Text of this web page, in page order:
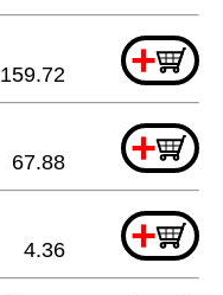
+
159.72
+
67.88
+
4.36